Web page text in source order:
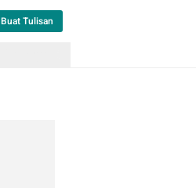
Buat Tulisan